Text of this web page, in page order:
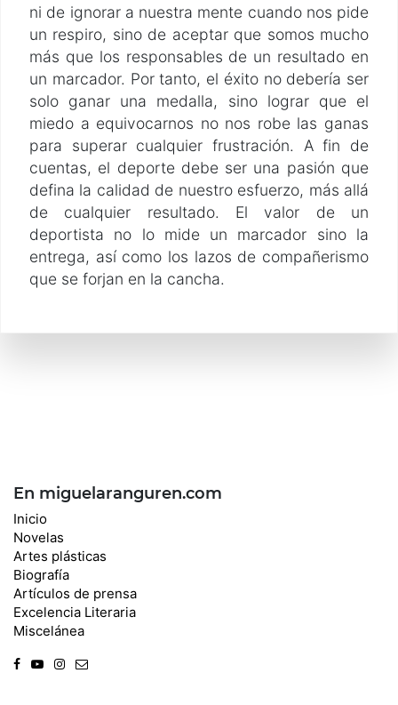
ni de ignorar a nuestra mente cuando nos pide
un respiro, sino de aceptar que somos mucho
más que los responsables de un resultado en
un marcador. Por tanto, el éxito no debería ser
solo ganar una medalla, sino lograr que el
miedo a equivocarnos no nos robe las ganas
para superar cualquier frustración. A fin de
cuentas, el deporte debe ser una pasión que
defina la calidad de nuestro esfuerzo, más allá
de cualquier resultado. El valor de un
deportista no lo mide un marcador sino la
entrega, así como los lazos de compañerismo
que se forjan en la cancha.
En miguelaranguren.com
Inicio
Novelas
Artes plásticas
Biografía
Artículos de prensa
Excelencia Literaria
Miscelánea